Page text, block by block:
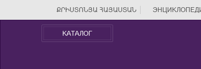
ՔՐԻՍՏՈՆՅԱ ՀԱՅԱՍՏԱՆ
КАТАЛОГ